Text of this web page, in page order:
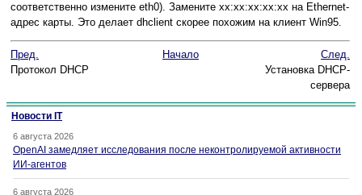
соответственно измените eth0). Замените xx:xx:xx:xx:xx на Ethernet-
адрес карты. Это делает dhclient скорее похожим на клиент Win95.
Пред. Начало
След.
Протокол DHCP
Установка DHCP-
сервера
Новости IT
6 августа 2026
OpenAI замедляет исследования после неконтролируемой активности
ИИ-агентов
6 августа 2026